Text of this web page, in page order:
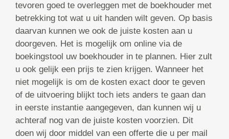
tevoren goed te overleggen met de boekhouder met
betrekking tot wat u uit handen wilt geven. Op basis
daarvan kunnen we ook de juiste kosten aan u
doorgeven. Het is mogelijk om online via de
boekingstool uw boekhouder in te plannen. Hier zult
u ook gelijk een prijs te zien krijgen. Wanneer het
niet mogelijk is om de kosten exact door te geven
of de uitvoering blijkt toch iets anders te gaan dan
in eerste instantie aangegeven, dan kunnen wij u
achteraf nog van de juiste kosten voorzien. Dit
doen wij door middel van een offerte die u per mail